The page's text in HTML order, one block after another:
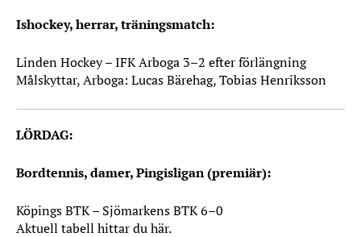
Ishockey, herrar, träningsmatch:
Linden Hockey – IFK Arboga 3–2 efter förlängning
Målskyttar, Arboga: Lucas Bärehag, Tobias Henriksson
LÖRDAG:
Bordtennis, damer, Pingisligan (premiär):
Köpings BTK – Sjömarkens BTK 6–0
Aktuell tabell hittar du här.